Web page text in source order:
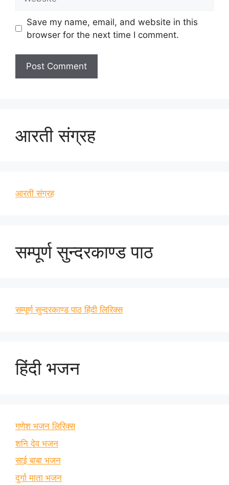
Save my name, email, and website in this
browser for the next time I comment.
आरती संग्रह
आरती संग्रह
सम्पूर्ण सुन्दरकाण्ड पाठ
सम्पूर्ण सुन्दरकाण्ड पाठ हिंदी लिरिक्स
हिंदी भजन
गणेश भजन लिरिक्स
शनि देव भजन
साई बाबा भजन
दुर्गा माता भजन